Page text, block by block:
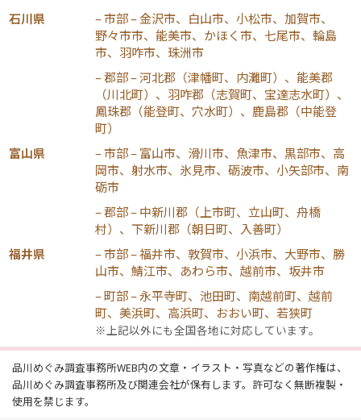
石川県
– 市部 – 金沢市、白山市、小松市、加賀市、
野々市市、能美市、かほく市、七尾市、輪島
市、羽咋市、珠洲市
– 郡部 – 河北郡（津幡町、内灘町）、能美郡
（川北町）、羽咋郡（志賀町、宝達志水町）、
鳳珠郡（能登町、穴水町）、鹿島郡（中能登
町）
富山県
– 市部 – 富山市、滑川市、魚津市、黒部市、高
岡市、射水市、氷見市、砺波市、小矢部市、南
砺市
– 郡部 – 中新川郡（上市町、立山町、舟橋
村）、下新川郡（朝日町、入善町）
福井県
– 市部 – 福井市、敦賀市、小浜市、大野市、勝
山市、鯖江市、あわら市、越前市、坂井市
– 町部 – 永平寺町、池田町、南越前町、越前
町、美浜町、高浜町、おおい町、若狭町
※上記以外にも全国各地に対応しています。
品川めぐみ調査事務所WEB内の文章・イラスト・写真などの著作権は、
品川めぐみ調査事務所及び関連会社が保有します。許可なく無断複製・
使用を禁じます。